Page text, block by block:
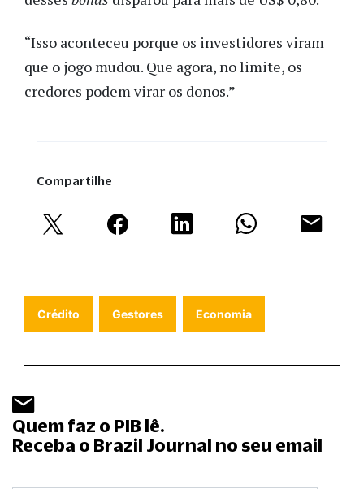
“Isso aconteceu porque os investidores viram
que o jogo mudou. Que agora, no limite, os
credores podem virar os donos.”
Compartilhe
Crédito Gestores Economia
Quem faz o PIB lê.
Receba o Brazil Journal no seu email